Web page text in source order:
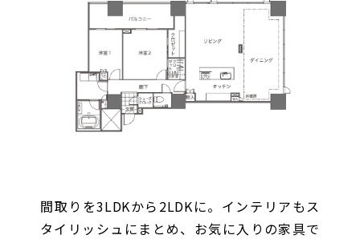
間取りを3LDKから2LDKに。インテリアもス
タイリッシュにまとめ、お気に入りの家具で